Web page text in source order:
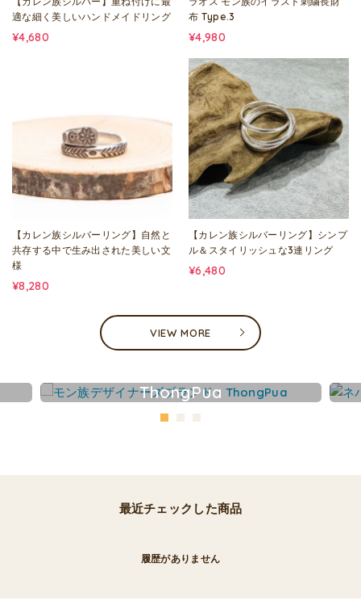
適な細く美しいハンドメイドリング
¥4,680
布 Type.3
¥4,980
【カレン族シルバーリング】自然と
共存する中で生み出された美しい文
様
¥8,280
【カレン族シルバーリング】シンプ
ル＆スタイリッシュな3連リング
¥6,480
VIEW MORE
ThongPua
最近チェックした商品
履歴がありません